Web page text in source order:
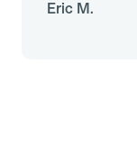
Eric M.